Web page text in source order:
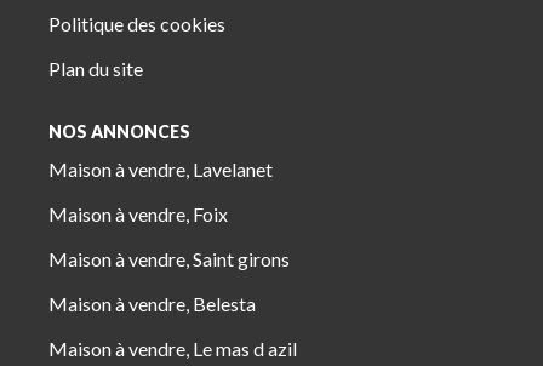
Politique des cookies
Plan du site
NOS ANNONCES
Maison à vendre, Lavelanet
Maison à vendre, Foix
Maison à vendre, Saint girons
Maison à vendre, Belesta
Maison à vendre, Le mas d azil